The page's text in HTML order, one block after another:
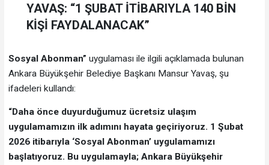
YAVAŞ: “1 ŞUBAT İTİBARIYLA 140 BİN
KİŞİ FAYDALANACAK”
Sosyal Abonman” uygulaması ile ilgili açıklamada bulunan
Ankara Büyükşehir Belediye Başkanı Mansur Yavaş, şu
ifadeleri kullandı:
“Daha önce duyurduğumuz ücretsiz ulaşım
uygulamamızın ilk adımını hayata geçiriyoruz. 1 Şubat
2026 itibarıyla ‘Sosyal Abonman’ uygulamamızı
başlatıyoruz. Bu uygulamayla; Ankara Büyükşehir